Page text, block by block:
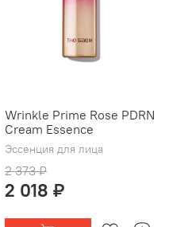
Wrinkle Prime Rose PDRN
Cream Essence
Эссенция для лица
2 373 ₽
2 018 ₽